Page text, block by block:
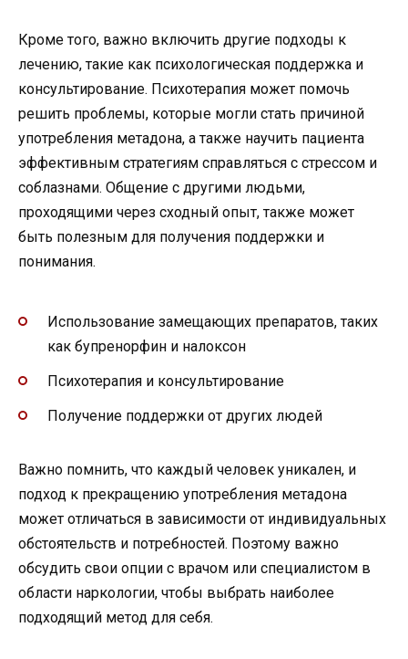
Кроме того, важно включить другие подходы к
лечению, такие как психологическая поддержка и
консультирование. Психотерапия может помочь
решить проблемы, которые могли стать причиной
употребления метадона, а также научить пациента
эффективным стратегиям справляться с стрессом и
соблазнами. Общение с другими людьми,
проходящими через сходный опыт, также может
быть полезным для получения поддержки и
понимания.
Использование замещающих препаратов, таких
как бупренорфин и налоксон
Психотерапия и консультирование
Получение поддержки от других людей
Важно помнить, что каждый человек уникален, и
подход к прекращению употребления метадона
может отличаться в зависимости от индивидуальных
обстоятельств и потребностей. Поэтому важно
обсудить свои опции с врачом или специалистом в
области наркологии, чтобы выбрать наиболее
подходящий метод для себя.